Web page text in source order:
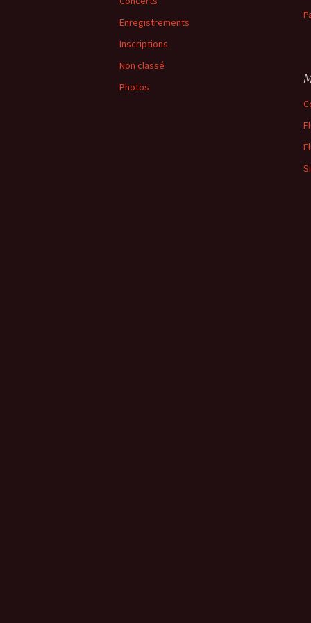
Enregistrements
Inscriptions
Non classé
Photos